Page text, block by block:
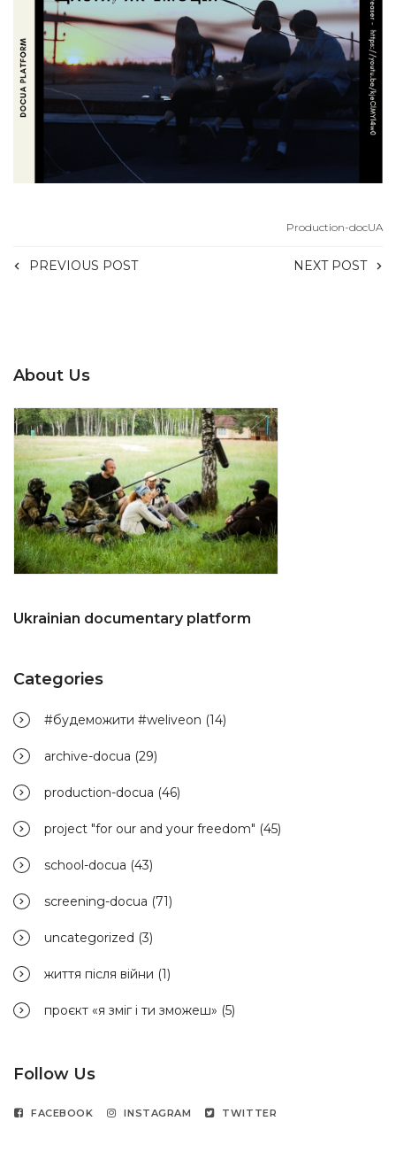
Production-docUA
PREVIOUS POST NEXT POST
About Us
Ukrainian documentary platform
Categories
#будеможити #weliveon (14)
archive-docua (29)
production-docua (46)
project "for our and your freedom" (45)
school-docua (43)
screening-docua (71)
uncategorized (3)
життя після війни (1)
проєкт «я зміг і ти зможеш» (5)
Follow Us
FACEBOOK INSTAGRAM TWITTER